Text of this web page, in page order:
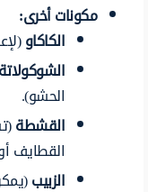
مكونات أخرى:
الكاكاو
الشوكولاتة
الحشو).
القشطة
القطايف
الزبيب